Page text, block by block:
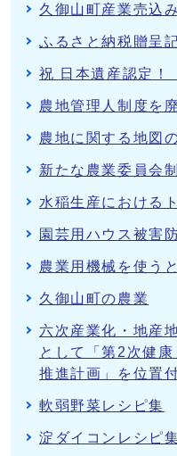
久御山町産業売込
ふるさと納税贈呈
祝 日本遺産認定！
農地管理人制度を
農地に関する地図
新たな農業委員会
水稲生産における
園芸用ハウス被害
農業用機械を使う
久御山町の農業
六次産業化・地産
として「第2次健
推進計画」を位置
軟弱野菜レシピ集
淀ダイコンレシピ